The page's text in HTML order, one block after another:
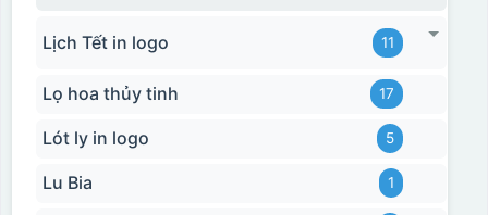
Hộp xi bình giữ nhiệt
Lịch Tết in logo 11
Lọ hoa thủy tinh 17
Lót ly in logo 5
Lu Bia 1